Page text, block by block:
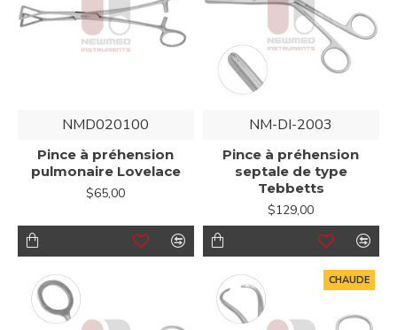
NMD020100
Pince à préhension
pulmonaire Lovelace
$65,00
NM-DI-2003
Pince à préhension
septale de type
Tebbetts
$129,00
CHAUDE